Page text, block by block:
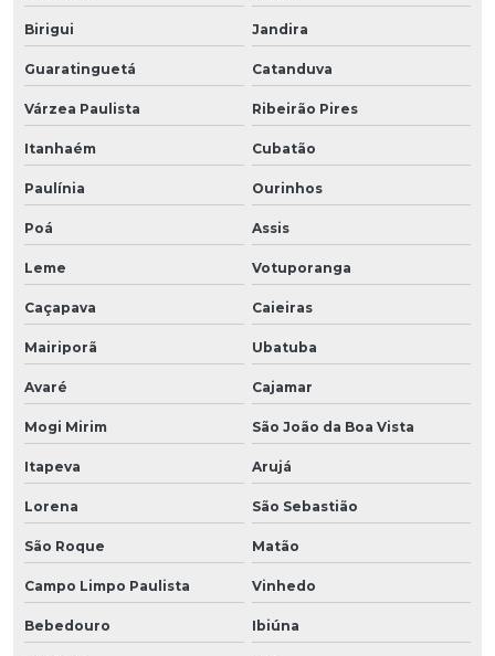
Birigui Jandira
Guaratinguetá Catanduva
Várzea Paulista Ribeirão Pires
Itanhaém Cubatão
Paulínia Ourinhos
Poá Assis
Leme Votuporanga
Caçapava Caieiras
Mairiporã Ubatuba
Avaré Cajamar
Mogi Mirim São João da Boa Vista
Itapeva Arujá
Lorena São Sebastião
São Roque Matão
Campo Limpo Paulista Vinhedo
Bebedouro Ibiúna